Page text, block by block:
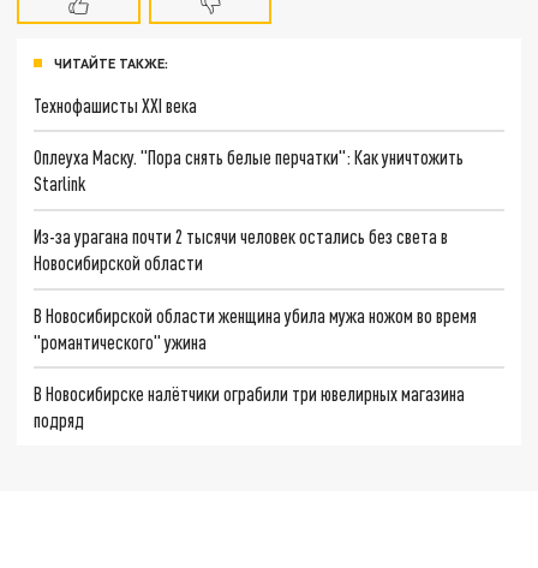
ЧИТАЙТЕ ТАКЖЕ:
Технофашисты XXI века
Оплеуха Маску. "Пора снять белые перчатки": Как уничтожить
Starlink
Из-за урагана почти 2 тысячи человек остались без света в
Новосибирской области
В Новосибирской области женщина убила мужа ножом во время
"романтического" ужина
В Новосибирске налётчики ограбили три ювелирных магазина
подряд